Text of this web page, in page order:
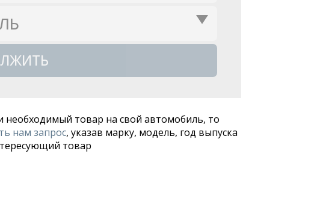
необходимый товар на свой автомобиль, то
нам запрос, указав марку, модель, год выпуска
товар